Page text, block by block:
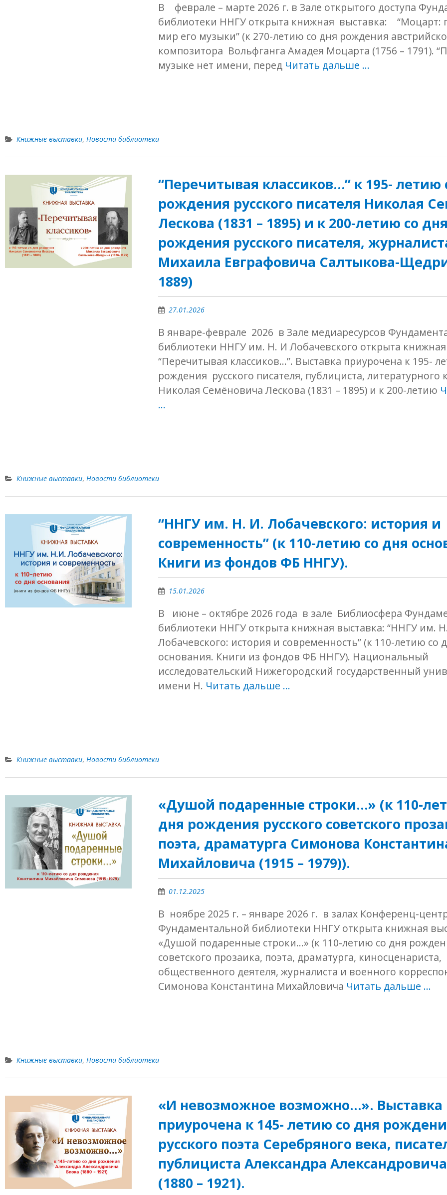
В феврале – марте 2026 г. в Зале открытого доступа
библиотеки ННГУ открыта книжная выставка: “Моцарт:
мир его музыки” (к 270-летию со дня рождения
композитора Вольфганга Амадея Моцарта (1756 – 1791).
музыке нет имени, перед Читать дальше …
Книжные выставки, Новости библиотеки
“Перечитывая классиков…” к 195- летию
рождения русского писателя Николая
Лескова (1831 – 1895) и к 200-летию со дня
рождения русского писателя,
Михаила Евграфовича Салтыкова-
1889)
27.01.2026
В январе-феврале 2026 в Зале медиаресурсов
библиотеки ННГУ им. Н. И Лобачевского открыта книжная
“Перечитывая классиков…”. Выставка приурочена к 195-
рождения русского писателя, публициста, литературного
Николая Семёновича Лескова (1831 – 1895) и к 200-летию
…
Книжные выставки, Новости библиотеки
“ННГУ им. Н. И. Лобачевского: история и
современность” (к 110-летию со дня
Книги из фондов ФБ ННГУ).
15.01.2026
В июне – октябре 2026 года в зале Библиосфера
библиотеки ННГУ открыта книжная выставка: “ННГУ им.
Лобачевского: история и современность” (к 110-летию со
основания. Книги из фондов ФБ ННГУ). Национальный
исследовательский Нижегородский государственный
имени Н. Читать дальше …
Книжные выставки, Новости библиотеки
«Душой подаренные строки…» (к 110-
дня рождения русского советского
поэта, драматурга Симонова
Михайловича (1915 – 1979)).
01.12.2025
В ноябре 2025 г. – январе 2026 г. в залах Конференц-
Фундаментальной библиотеки ННГУ открыта книжная
«Душой подаренные строки…» (к 110-летию со дня
советского прозаика, поэта, драматурга, киносценариста,
общественного деятеля, журналиста и военного
Симонова Константина Михайловича Читать дальше …
Книжные выставки, Новости библиотеки
«И невозможное возможно…». Выставка
приурочена к 145- летию со дня
русского поэта Серебряного века,
публициста Александра
(1880 – 1921).